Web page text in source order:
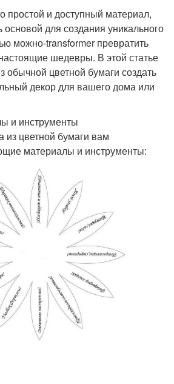
простой и доступный материал,
основой для создания уникального
можно-transformer превратить
шедевры. В этой статье
обычной цветной бумаги создать
декор для вашего дома или
и инструменты
из цветной бумаги вам
материалы и инструменты: